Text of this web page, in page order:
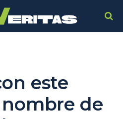
este
de